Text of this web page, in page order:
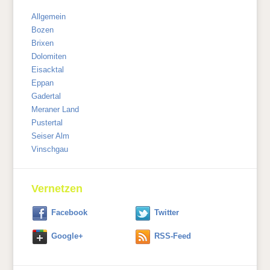
Allgemein
Bozen
Brixen
Dolomiten
Eisacktal
Eppan
Gadertal
Meraner Land
Pustertal
Seiser Alm
Vinschgau
Vernetzen
Facebook Twitter
Google+ RSS-Feed